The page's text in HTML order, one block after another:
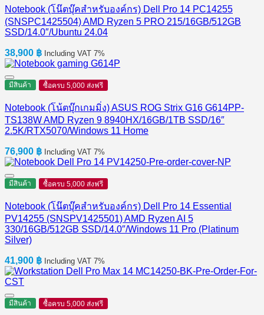
Notebook (โน๊ตบุ๊คสำหรับองค์กร) Dell Pro 14 PC14255
(SNSPC1425504) AMD Ryzen 5 PRO 215/16GB/512GB
SSD/14.0″/Ubuntu 24.04
38,900 ฿ Including VAT 7%
มีสินค้า ซื้อครบ 5,000 ส่งฟรี
Notebook (โน้ตบุ๊กเกมมิ่ง) ASUS ROG Strix G16 G614PP-
TS138W AMD Ryzen 9 8940HX/16GB/1TB SSD/16″
2.5K/RTX5070/Windows 11 Home
76,900 ฿ Including VAT 7%
มีสินค้า ซื้อครบ 5,000 ส่งฟรี
Notebook (โน๊ตบุ๊คสำหรับองค์กร) Dell Pro 14 Essential
PV14255 (SNSPV1425501) AMD Ryzen AI 5
330/16GB/512GB SSD/14.0″/Windows 11 Pro (Platinum
Silver)
41,900 ฿ Including VAT 7%
มีสินค้า ซื้อครบ 5,000 ส่งฟรี